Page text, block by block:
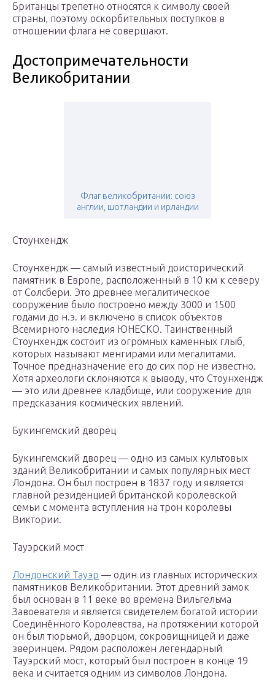
Британцы трепетно относятся к символу своей
страны, поэтому оскорбительных поступков в
отношении флага не совершают.
Достопримечательности
Великобритании
Флаг великобритании: союз
англии, шотландии и ирландии
Стоунхендж
Стоунхендж — самый известный доисторический
памятник в Европе, расположенный в 10 км к северу
от Солсбери. Это древнее мегалитическое
сооружение было построено между 3000 и 1500
годами до н.э. и включено в список объектов
Всемирного наследия ЮНЕСКО. Таинственный
Стоунхендж состоит из огромных каменных глыб,
которых называют менгирами или мегалитами.
Точное предназначение его до сих пор не известно.
Хотя археологи склоняются к выводу, что Стоунхендж
— это или древнее кладбище, или сооружение для
предсказания космических явлений.
Букингемский дворец
Букингемский дворец — одно из самых культовых
зданий Великобритании и самых популярных мест
Лондона. Он был построен в 1837 году и является
главной резиденцией британской королевской
семьи с момента вступления на трон королевы
Виктории.
Тауэрский мост
Лондонский Тауэр — один из главных исторических
памятников Великобритании. Этот древний замок
был основан в 11 веке во времена Вильгельма
Завоевателя и является свидетелем богатой истории
Соединённого Королевства, на протяжении которой
он был тюрьмой, дворцом, сокровищницей и даже
зверинцем. Рядом расположен легендарный
Тауэрский мост, который был построен в конце 19
века и считается одним из символов Лондона.